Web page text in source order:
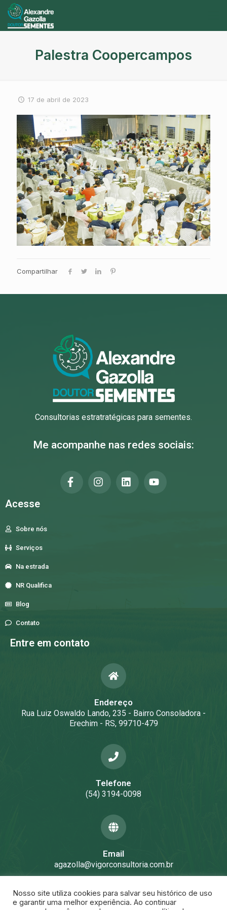
Palestra Coopercampos
17 de abril de 2023
Compartilhar
Consultorias estratratégicas para sementes.
Me acompanhe nas redes sociais:
Acesse
Sobre nós
Serviços
Na estrada
NR Qualifica
Blog
Contato
Entre em contato
Endereço
Rua Luiz Oswaldo Lando, 235 - Bairro Consoladora -
Erechim - RS, 99710-479
Telefone
(54) 3194-0098
Email
agazolla@vigorconsultoria.com.br
Nosso site utiliza cookies para salvar seu histórico de uso
e garantir uma melhor experiência. Ao continuar